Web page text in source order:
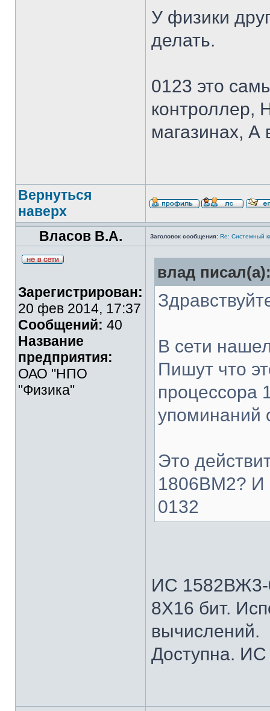
У физики
делать.
0123 это
контроллер,
магазинах, А
Вернуться
наверх
Власов В.А.
Заголовок сообщения: Re: Системный
Зарегистрирован:
20 фев 2014, 17:37
Сообщений: 40
Название
предприятия:
ОАО "НПО
"Физика"
влад
В сети
Пишут что
процессора
упоминаний
Это
1806ВМ2? И
0132
ИС 1582ВЖ3-
8Х16 бит.
вычислений.
Доступна. ИС